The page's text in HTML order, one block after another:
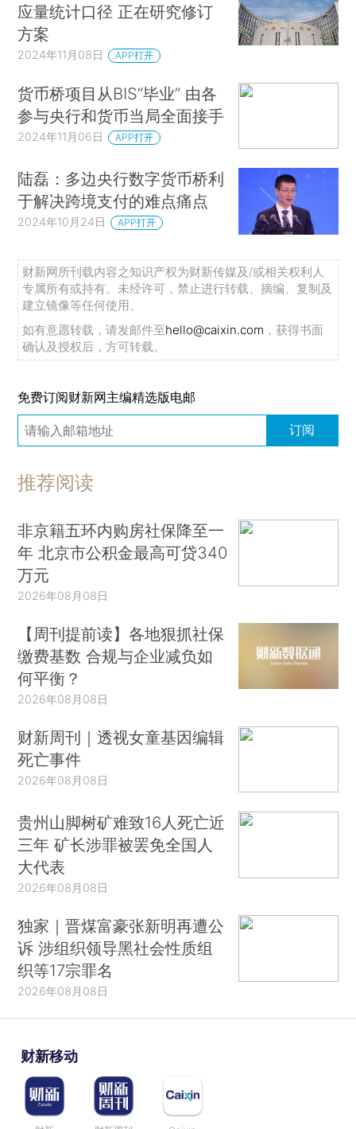
应量统计口径 正在研究修订
方案
2024年11月08日 APP打开
货币桥项目从BIS“毕业” 由各
参与央行和货币当局全面接手
2024年11月06日 APP打开
陆磊：多边央行数字货币桥利
于解决跨境支付的难点痛点
2024年10月24日 APP打开
财新网所刊载内容之知识产权为财新传媒及/或相关权利人
专属所有或持有。未经许可，禁止进行转载、摘编、复制及
建立镜像等任何使用。
如有意愿转载，请发邮件至hello@caixin.com ，获得书面
确认及授权后，方可转载。
免费订阅财新网主编精选版电邮
订阅
推荐阅读
非京籍五环内购房社保降至一
年 北京市公积金最高可贷340
万元
2026年08月08日
【周刊提前读】各地狠抓社保
缴费基数 合规与企业减负如
何平衡？
2026年08月08日
财新周刊｜透视女童基因编辑
死亡事件
2026年08月08日
贵州山脚树矿难致16人死亡近
三年 矿长涉罪被罢免全国人
大代表
2026年08月08日
独家｜晋煤富豪张新明再遭公
诉 涉组织领导黑社会性质组
织等17宗罪名
2026年08月08日
财新移动